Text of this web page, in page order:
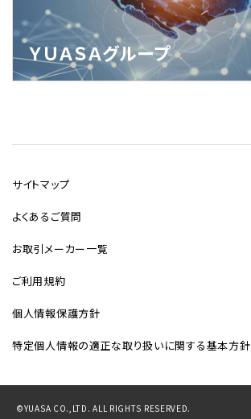
ＹＵＡＳＡグループ
サイトマップ
よくあるご質問
お取引メーカー一覧
ご利用規約
個人情報保護方針
特定個人情報の適正な取り扱いに関する基本方針
©YUASA CO.,LTD. ALL RIGHTS RESERVED.